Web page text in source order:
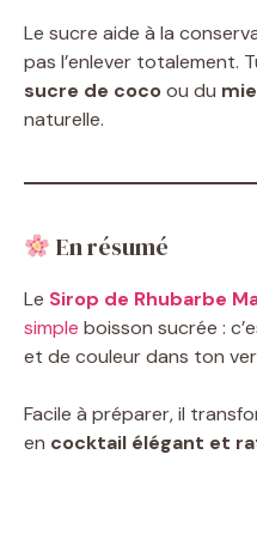
Le sucre aide à la
pas l’enlever totalement.
sucre de cocoou du
naturelle.
En résumé
Le Sirop de Rhubarbe
simple boisson sucrée :
et de couleur dans ton
Facile à préparer, il
en cocktail élégant et